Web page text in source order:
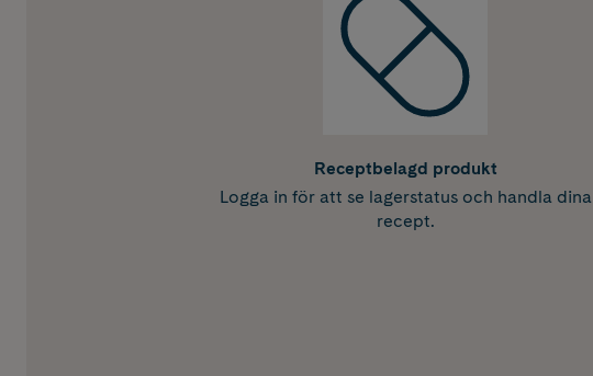
Receptbelagd produkt
Logga in för att se lagerstatus och handla dina
recept.